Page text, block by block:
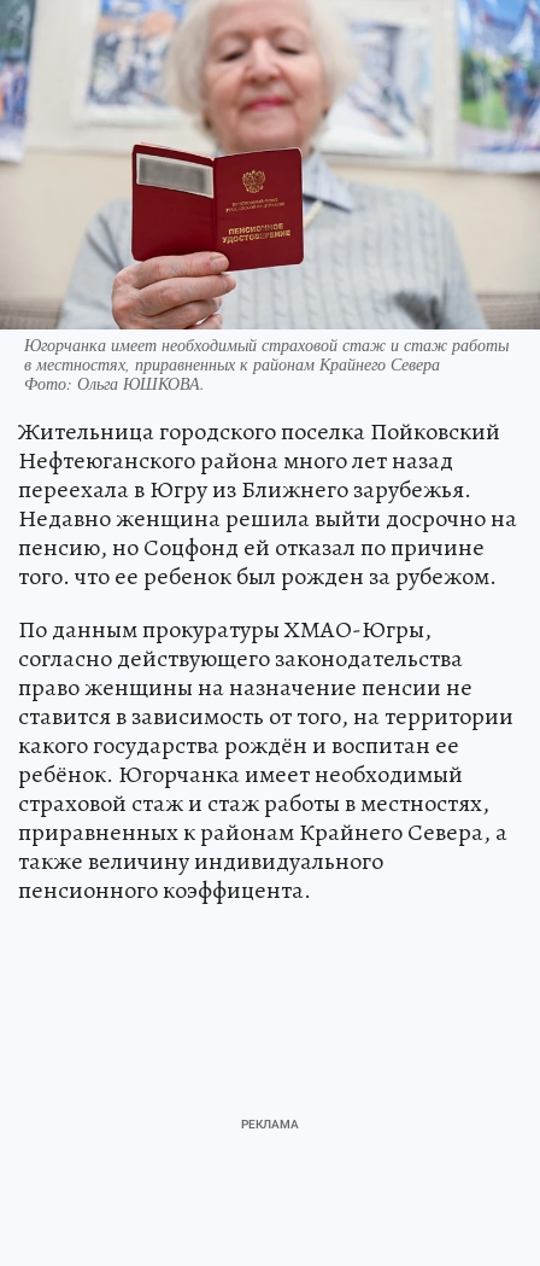
Югорчанка имеет необходимый страховой стаж и стаж работы
в местностях, приравненных к районам Крайнего Севера
Фото: Ольга ЮШКОВА.
Жительница городского поселка Пойковский
Нефтеюганского района много лет назад
переехала в Югру из Ближнего зарубежья.
Недавно женщина решила выйти досрочно на
пенсию, но Соцфонд ей отказал по причине
того. что ее ребенок был рожден за рубежом.
По данным прокуратуры ХМАО-Югры,
согласно действующего законодательства
право женщины на назначение пенсии не
ставится в зависимость от того, на территории
какого государства рождён и воспитан ее
ребёнок. Югорчанка имеет необходимый
страховой стаж и стаж работы в местностях,
приравненных к районам Крайнего Севера, а
также величину индивидуального
пенсионного коэффицента.